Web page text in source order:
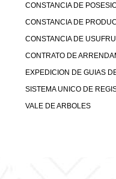
CONSTANCIA DE
CONSTANCIA DE
CONSTANCIA DE
CONTRATO DE
EXPEDICION DE GUIAS
SISTEMA UNICO DE
VALE DE ARBOLES